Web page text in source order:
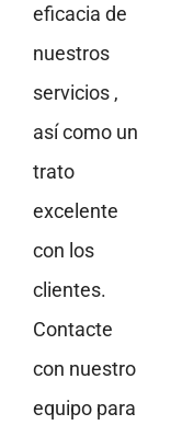
eficacia de
nuestros
servicios ,
así como un
trato
excelente
con los
clientes.
Contacte
con nuestro
equipo para